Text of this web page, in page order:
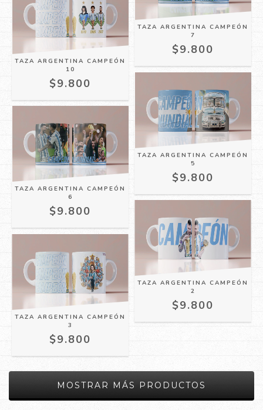
TAZA ARGENTINA CAMPEÓN
10
$9.800
TAZA ARGENTINA CAMPEÓN
7
$9.800
TAZA ARGENTINA CAMPEÓN
6
$9.800
TAZA ARGENTINA CAMPEÓN
5
$9.800
TAZA ARGENTINA CAMPEÓN
3
$9.800
TAZA ARGENTINA CAMPEÓN
2
$9.800
MOSTRAR MÁS PRODUCTOS